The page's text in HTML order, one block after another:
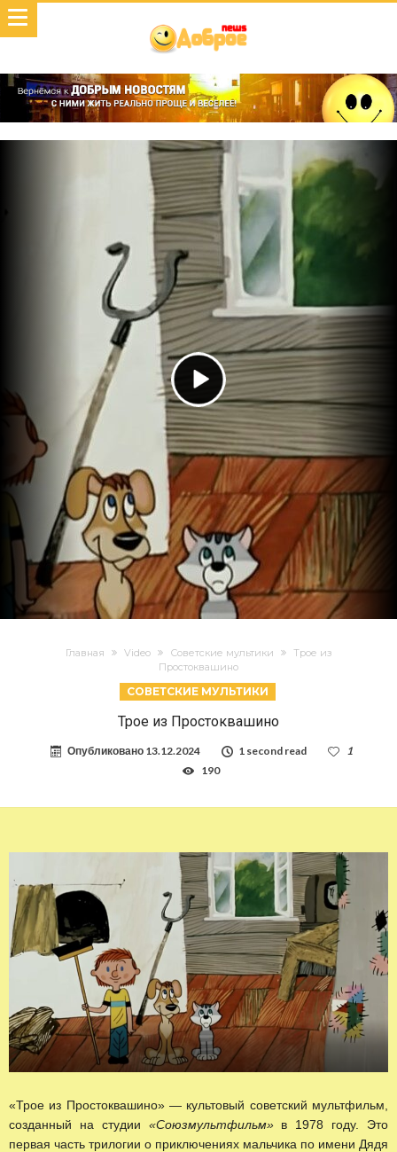
Главная Video Советские мультики
Трое из
Простоквашино
СОВЕТСКИЕ МУЛЬТИКИ
Трое из Простоквашино
Опубликовано 13.12.2024 1 second read
1
190
«Трое из Простоквашино» — культовый советский мультфильм,
созданный на студии «Союзмультфильм»в 1978 году. Это
первая часть трилогии о приключениях мальчика по имени Дядя